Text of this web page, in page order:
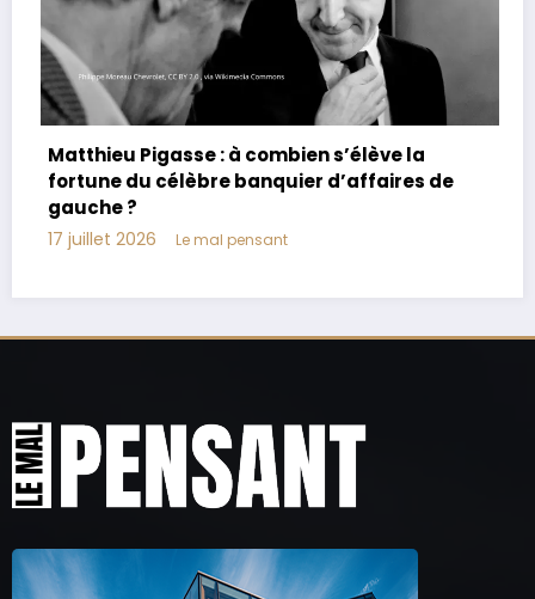
Joachim Le Floch-Imad : biographie, âge,
parents, vie privée
17 juillet 2026